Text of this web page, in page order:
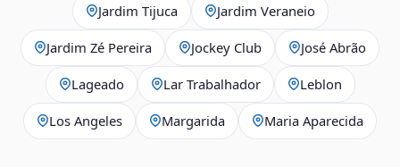
Jardim Tijuca Jardim Veraneio
Jardim Zé Pereira Jockey Club José Abrão
Lageado Lar Trabalhador Leblon
Los Angeles Margarida Maria Aparecida